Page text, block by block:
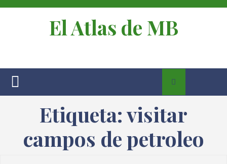
El Atlas de MB
Etiqueta:visitar
campos de petroleo